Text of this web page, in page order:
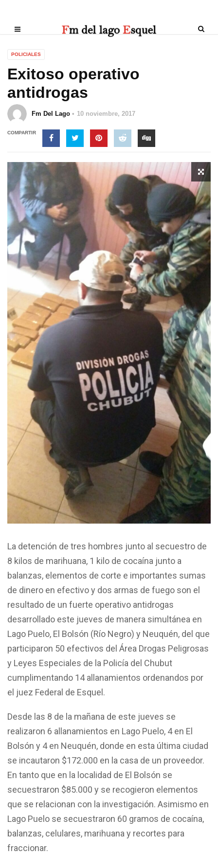
POLICIALES
Exitoso operativo
antidrogas
Fm Del Lago 10 noviembre, 2017
COMPARTIR
La detención de tres hombres junto al secuestro de
8 kilos de marihuana, 1 kilo de cocaína junto a
balanzas, elementos de corte e importantes sumas
de dinero en efectivo y dos armas de fuego son el
resultado de un fuerte operativo antidrogas
desarrollado este jueves de manera simultánea en
Lago Puelo, El Bolsón (Río Negro) y Neuquén, del que
participaron 50 efectivos del Área Drogas Peligrosas
y Leyes Especiales de la Policía del Chubut
cumplimentando 14 allanamientos ordenandos por
el juez Federal de Esquel.
Desde las 8 de la mañana de este jueves se
realizaron 6 allanamientos en Lago Puelo, 4 en El
Bolsón y 4 en Neuquén, donde en esta última ciudad
se incautaron $172.000 en la casa de un proveedor.
En tanto que en la localidad de El Bolsón se
secuestraron $85.000 y se recogieron elementos
que se relacionan con la investigación. Asimismo en
Lago Puelo se secuestraron 60 gramos de cocaína,
balanzas, celulares, marihuana y recortes para
fraccionar.